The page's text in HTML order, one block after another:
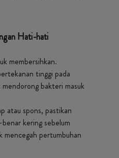
Hati-hati
membersihkan.
tinggi pada
bakteri masuk
atau spons, pastikan
kering sebelum
mencegah pertumbuhan